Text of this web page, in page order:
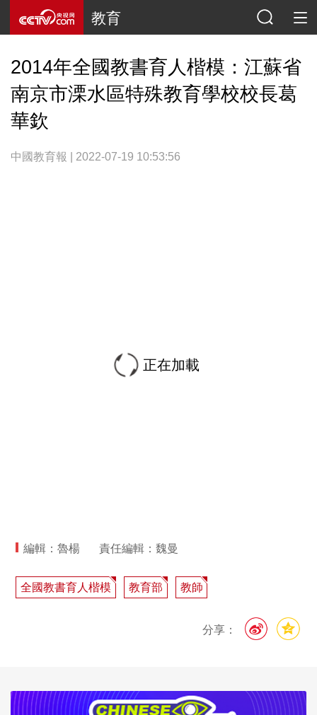
教育
2014年全國教書育人楷模：江蘇省
南京市溧水區特殊教育學校校長葛
華欽
中國教育報 | 2022-07-19 10:53:56
正在加載
編輯：魯楊 責任編輯：魏曼
全國教書育人楷模 教育部 教師
分享：